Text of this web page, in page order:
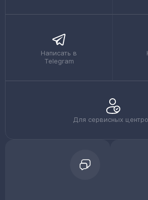
Написать в
Telegram
Для сервисных